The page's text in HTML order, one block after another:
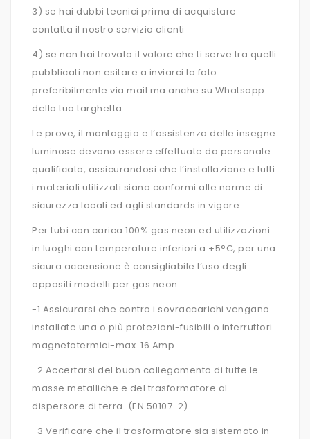
3) se hai dubbi tecnici prima di acquistare
contatta il nostro servizio clienti
4) se non hai trovato il valore che ti serve tra quelli
pubblicati non esitare a inviarci la foto
preferibilmente via mail ma anche su Whatsapp
della tua targhetta.
Le prove, il montaggio e l’assistenza delle insegne
luminose devono essere effettuate da personale
qualificato, assicurandosi che l’installazione e tutti
i materiali utilizzati siano conformi alle norme di
sicurezza locali ed agli standards in vigore.
Per tubi con carica 100% gas neon ed utilizzazioni
in luoghi con temperature inferiori a +5°C, per una
sicura accensione è consigliabile l’uso degli
appositi modelli per gas neon.
-1 Assicurarsi che contro i sovraccarichi vengano
installate una o più protezioni-fusibili o interruttori
magnetotermici-max. 16 Amp.
-2 Accertarsi del buon collegamento di tutte le
masse metalliche e del trasformatore al
dispersore di terra. (EN 50107-2).
-3 Verificare che il trasformatore sia sistemato in